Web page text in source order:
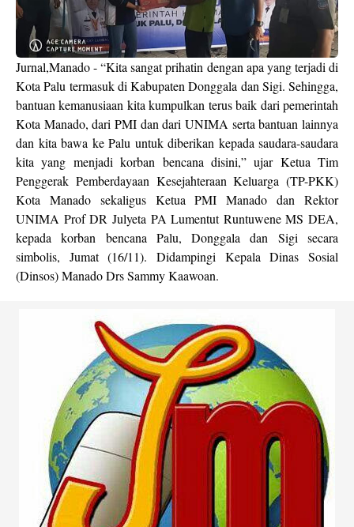
Jurnal,Manado - “Kita sangat prihatin dengan apa yang terjadi di
Kota Palu termasuk di Kabupaten Donggala dan Sigi. Sehingga,
bantuan kemanusiaan kita kumpulkan terus baik dari pemerintah
Kota Manado, dari PMI dan dari UNIMA serta bantuan lainnya
dan kita bawa ke Palu untuk diberikan kepada saudara-saudara
kita yang menjadi korban bencana disini,” ujar Ketua Tim
Penggerak Pemberdayaan Kesejahteraan Keluarga (TP-PKK)
Kota Manado sekaligus Ketua PMI Manado dan Rektor
UNIMA Prof DR Julyeta PA Lumentut Runtuwene MS DEA,
kepada korban bencana Palu, Donggala dan Sigi secara
simbolis, Jumat (16/11). Didampingi Kepala Dinas Sosial
(Dinsos) Manado Drs Sammy Kaawoan.